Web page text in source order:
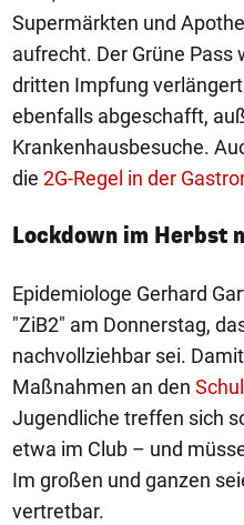
Supermärkten und
aufrecht. Der Grüne Pass
dritten Impfung
ebenfalls abgeschafft,
Krankenhausbesuche.
die 2G-Regel in der
Lockdown im Herbst
Epidemiologe Gerhard
"ZiB2" am Donnerstag,
nachvollziehbar sei.
Maßnahmen an den
Jugendliche treffen sich
etwa im Club – und
Im großen und ganzen
vertretbar.